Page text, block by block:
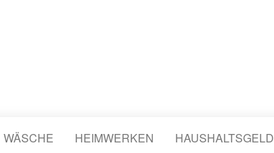
WÄSCHE HEIMWERKEN HAUSHALTSGELD